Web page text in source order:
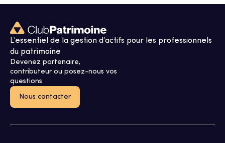
L’essentiel de la gestion d’actifs pour les professionnels
du patrimoine
Devenez partenaire,
contributeur ou posez-nous vos
questions
Nous contacter